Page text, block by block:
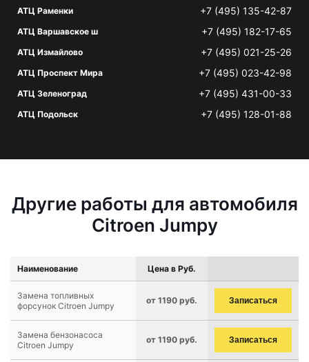
АТЦ Раменки +7 (495) 135-42-87
АТЦ Варшавское ш +7 (495) 182-17-65
АТЦ Измайлово +7 (495) 021-25-26
АТЦ Проспект Мира +7 (495) 023-42-98
АТЦ Зеленоград +7 (495) 431-00-33
АТЦ Подольск +7 (495) 128-01-88
Другие работы для автомобиля
Citroen Jumpy
Наименование Цена в Руб.
Замена топливных
форсунок Citroen Jumpy
от 1190 руб. Записаться
Замена бензонасоса
Citroen Jumpy
от 1190 руб. Записаться